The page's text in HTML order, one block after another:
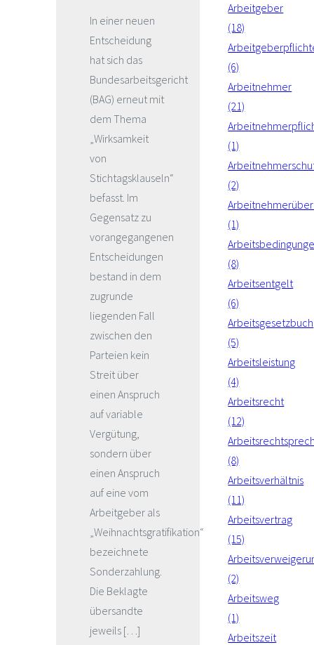
In einer neuen
Entscheidung
hat sich das
Bundesarbeitsgericht
(BAG) erneut mit
dem Thema
„Wirksamkeit
von
Stichtagsklauseln“
befasst. Im
Gegensatz zu
vorangegangenen
Entscheidungen
bestand in dem
zugrunde
liegenden Fall
zwischen den
Parteien kein
Streit über
einen Anspruch
auf variable
Vergütung,
sondern über
einen Anspruch
auf eine vom
Arbeitgeber als
„Weihnachtsgratifikation“
bezeichnete
Sonderzahlung.
Die Beklagte
übersandte
jeweils […]
Arbeitgeber
(18)
(6)
Arbeitnehmer
(21)
(1)
(2)
(1)
(8)
Arbeitsentgelt
(6)
Arbeitsgesetzbuch
(5)
Arbeitsleistung
(4)
Arbeitsrecht
(12)
(8)
Arbeitsverhältnis
(11)
Arbeitsvertrag
(15)
(2)
Arbeitsweg
(1)
Arbeitszeit